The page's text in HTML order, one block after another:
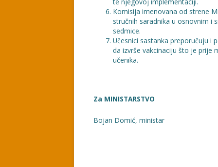
te njegovoj implementaciji.
Komisija imenovana od strene
stručnih saradnika u osnovnim i
sedmice.
Učesnici sastanka preporučuju i
da izvrše vakcinaciju što je prije
učenika.
Za MINISTARSTVO Za
Bojan Domić, ministar
Goran Puletić,